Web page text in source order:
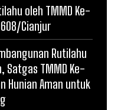
oleh TMMD Ke-
Cianjur
Rutilahu
Satgas TMMD Ke-
Hunian Aman untuk